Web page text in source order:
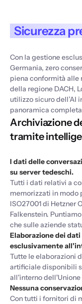
Sicurezza
Con la gestione
Germania, zero
piena conformità alle
della regione DACH,
utilizzo sicuro dell’AI
panoramica
Archiviazione
tramite
I dati delle
su server tedeschi.
Tutti i dati relativi a
memorizzati in modo
ISO27001 di Hetzner
Falkenstein.
che sulle aziende
Elaborazione dei
esclusivamente
Tutte le elaborazioni
artificiale disponibili
all'interno dell'Unione
Nessuna
Con tutti i fornitori di